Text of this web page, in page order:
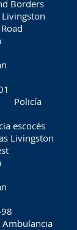
Borders
Policía
escocés
Livingston
Ambulancia